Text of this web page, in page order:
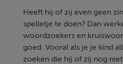
Heeft hij of zij even geen
spelletje te doen? Dan
woordzoekers en
goed. Vooral als je je kind
zoeken die hij of zij nog